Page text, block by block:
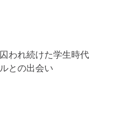
われ続けた学生時代
との出会い